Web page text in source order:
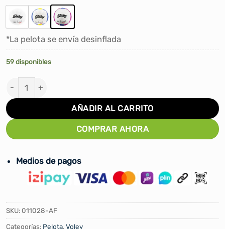
*La pelota se envía desinflada
59 disponibles
PELOTA DE VOLEY VINIBALL GABY PEREZ DEL SOLAR
AÑADIR AL CARRITO
COMPRAR AHORA
Medios de pagos
SKU:011028-AF
Categorías: Pelota,Voley